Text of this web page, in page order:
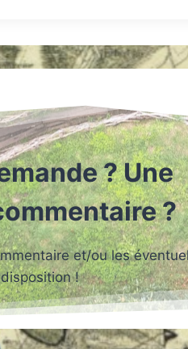
? Une
?
et/ou les
!